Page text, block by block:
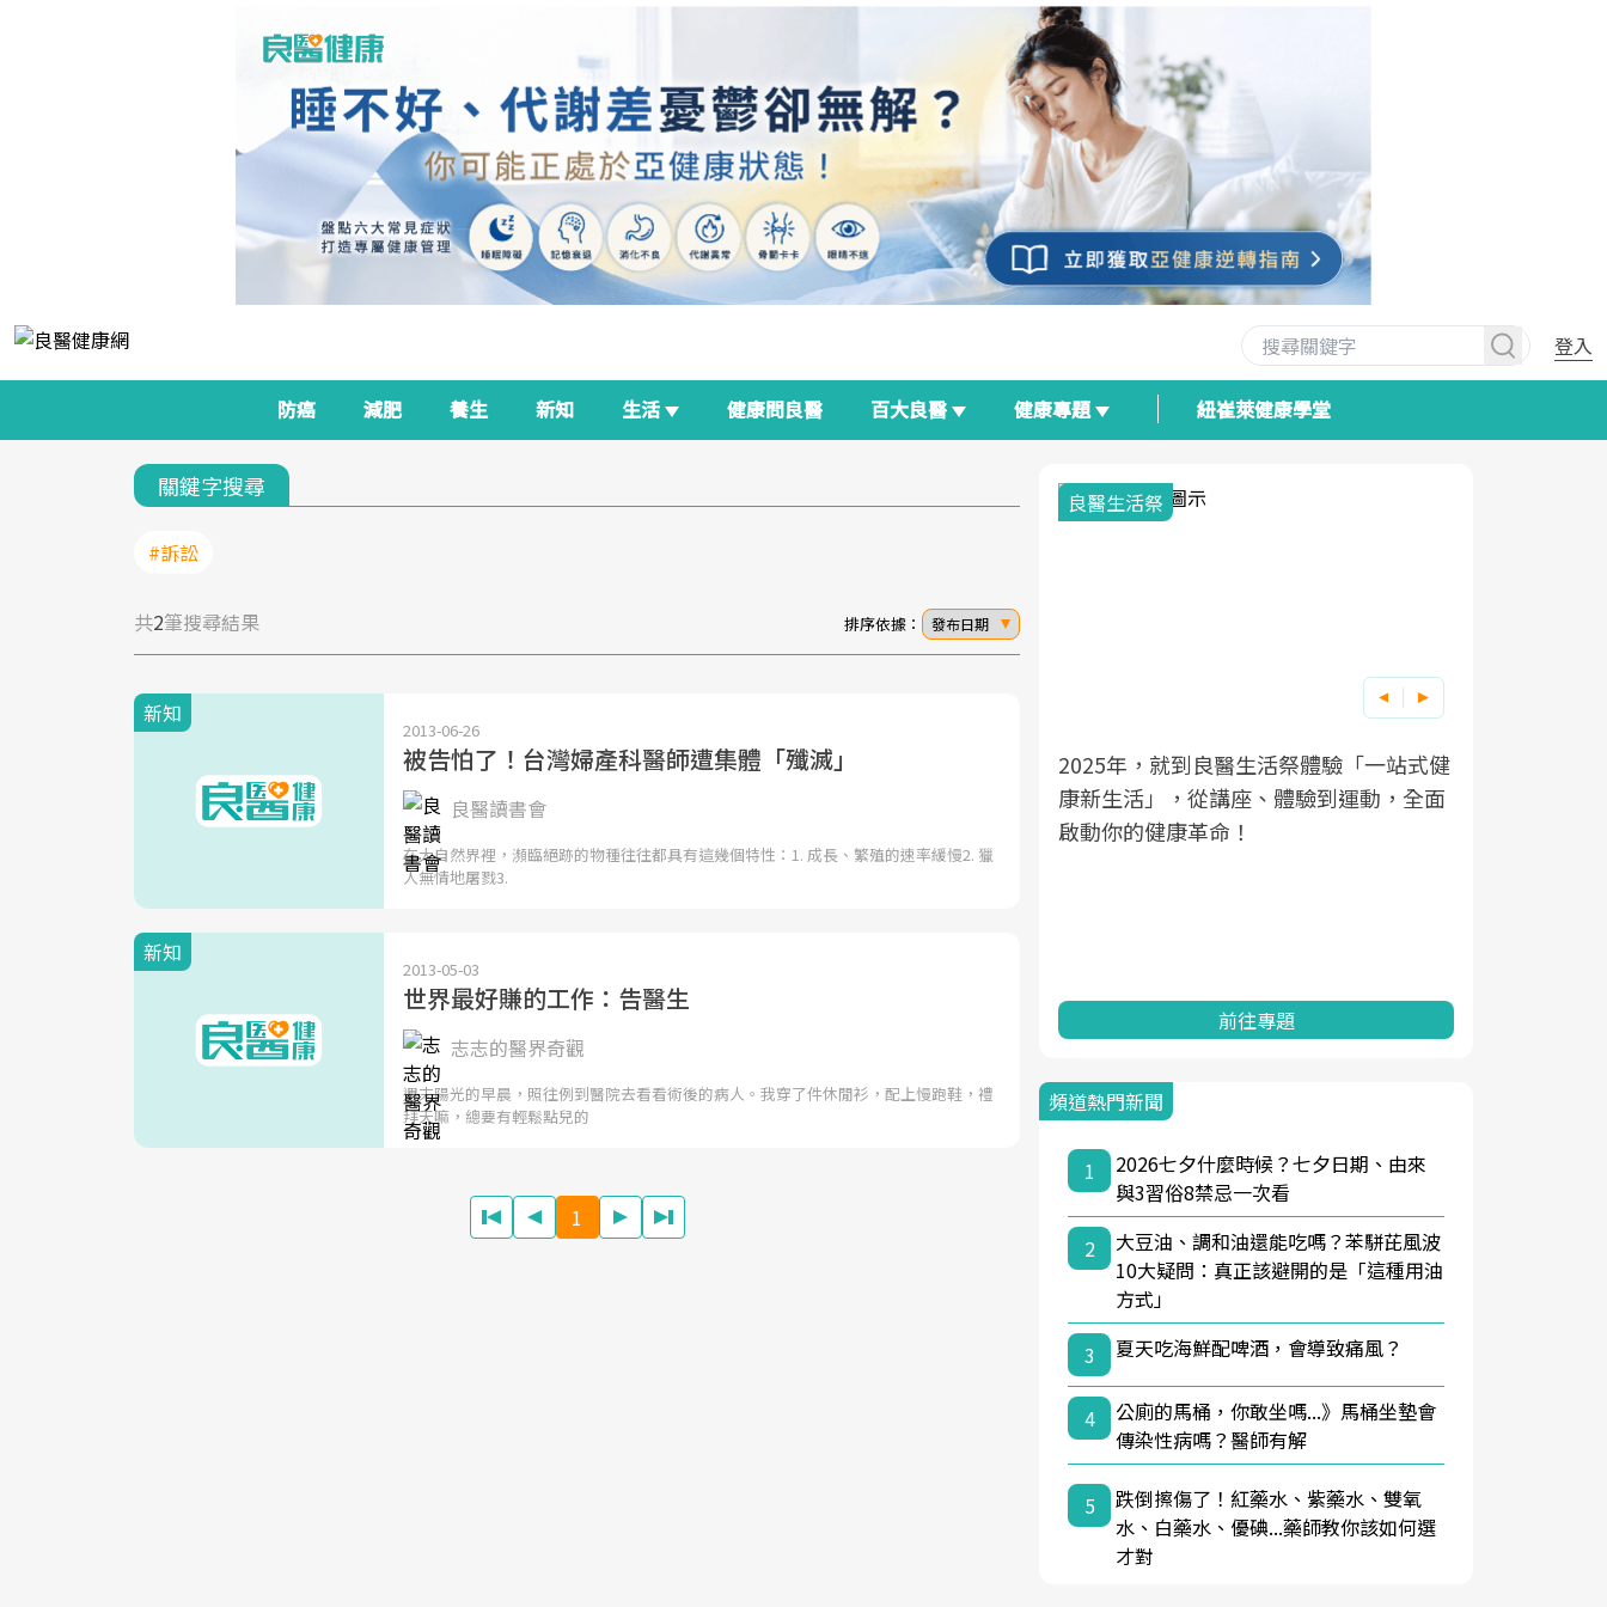
登入
防癌 減肥 養生 新知 生活 健康問良醫 百大良醫 健康專題 紐崔萊健康學堂
關鍵字搜尋
#訴訟
共2筆搜尋結果 排序依據： 發布日期
新知
2013-06-26
被告怕了！台灣婦產科醫師遭集體「殲滅」
良醫讀書會
在大自然界裡，瀕臨絕跡的物種往往都具有這幾個特性：1. 成長、繁殖的速率緩慢2. 獵
人無情地屠戮3.
新知
2013-05-03
世界最好賺的工作：告醫生
志志的醫界奇觀
週末陽光的早晨，照往例到醫院去看看術後的病人。我穿了件休閒衫，配上慢跑鞋，禮
拜天嘛，總要有輕鬆點兒的
1
面對超高齡社會的浪潮，台灣正在快速邁
的推進，「預防醫學」已成全民關注的核
良醫生活祭
2025年，就到良醫生活祭體驗「一站式健
我與健康韌性的距離
良醫健康網從「換季的身體變化」出發，
透過醫學觀點與日常感受的對話，建立對
亞健康的認知，進而引導實際的改善行
前往專題
頻道熱門新聞
1
2026七夕什麼時候？七夕日期、由來
與3習俗8禁忌一次看
2
大豆油、調和油還能吃嗎？苯駢芘風波
10大疑問：真正該避開的是「這種用油
方式」
3
夏天吃海鮮配啤酒，會導致痛風？
4
公廁的馬桶，你敢坐嗎...》馬桶坐墊會
傳染性病嗎？醫師有解
5
跌倒擦傷了！紅藥水、紫藥水、雙氧
水、白藥水、優碘...藥師教你該如何選
才對